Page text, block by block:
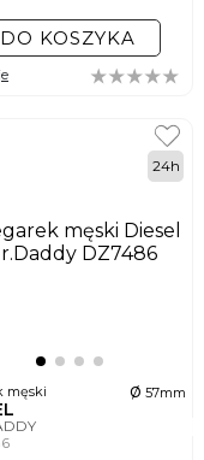
DO KOSZYKA
męski ø 57mm
24h